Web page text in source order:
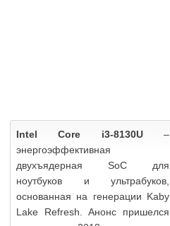
Intel Core i3-8130U–
энергоэффективная
двухъядерная SoC для
ноутбуков и ультрабуков,
основанная на генерации Kaby
Lake Refresh. Анонс пришелся